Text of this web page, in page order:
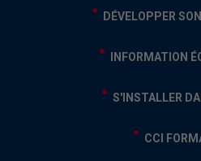
DÉVELOPPER
INFORMATION
S'INSTALLER
CCI